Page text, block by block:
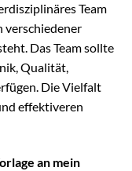
Team
verschiedener
Das Team sollte
Qualität,
Die Vielfalt
effektiveren
an mein